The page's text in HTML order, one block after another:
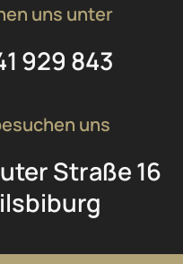
uns unter
929 843
uns
Straße 16